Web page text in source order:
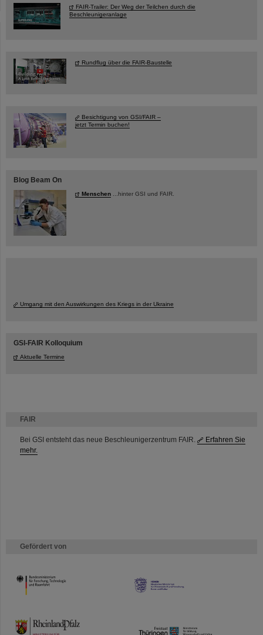
FAIR
Bei GSI entsteht das neue Beschleunigerzentrum FAIR.
Erfahren Sie
mehr.
Gefördert von
HMWK
TMWWDG
FAIR-Trailer: Der Weg der Teilchen durch die
Beschleunigeranlage
Rundflug über die FAIR-Baustelle
Besichtigung von GSI/FAIR –
jetzt Termin buchen!
Blog Beam On
Menschen ...hinter GSI und FAIR.
Umgang mit den Auswirkungen des Kriegs in der Ukraine
GSI-FAIR Kolloquium
Aktuelle Termine